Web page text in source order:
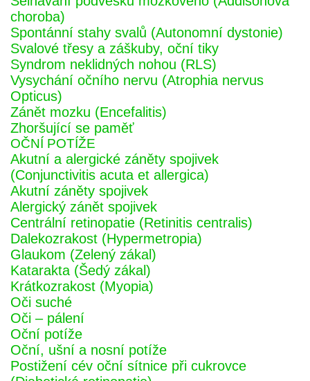
choroba)
Spontánní stahy svalů (Autonomní dystonie)
Svalové třesy a záškuby, oční tiky
Syndrom neklidných nohou (RLS)
Vysychání očního nervu (Atrophia nervus
Opticus)
Zánět mozku (Encefalitis)
Zhoršující se paměť
OČNÍ POTÍŽE
Akutní a alergické záněty spojivek
(Conjunctivitis acuta et allergica)
Akutní záněty spojivek
Alergický zánět spojivek
Centrální retinopatie (Retinitis centralis)
Dalekozrakost (Hypermetropia)
Glaukom (Zelený zákal)
Katarakta (Šedý zákal)
Krátkozrakost (Myopia)
Oči suché
Oči – pálení
Oční potíže
Oční, ušní a nosní potíže
Postižení cév oční sítnice při cukrovce